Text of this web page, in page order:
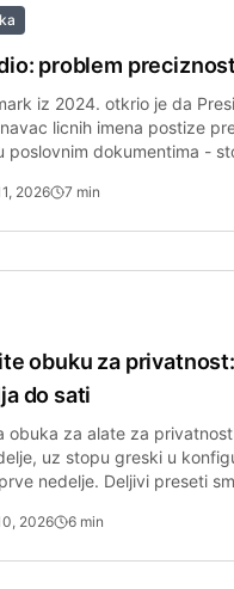
problem
iz 2024. otkrio je da
licnih imena postize
poslovnim dokumentima -
2026 7 min
obuku za
do sati
obuka za alate za
uz stopu greski u
nedelje. Deljivi preseti
2026 6 min